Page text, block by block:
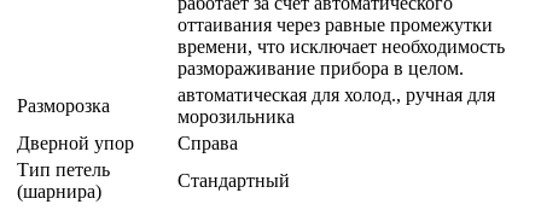
Разморозка
автоматическая для холод., ручная для
морозильника
Дверной упор
Справа
Тип петель
(шарнира)
Стандартный